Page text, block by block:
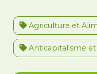
Agriculture et
Anticapitalisme et
Antiracisme et